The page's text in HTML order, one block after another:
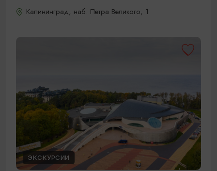
Калининград, наб. Петра Великого, 1
ЭКСКУРСИИ